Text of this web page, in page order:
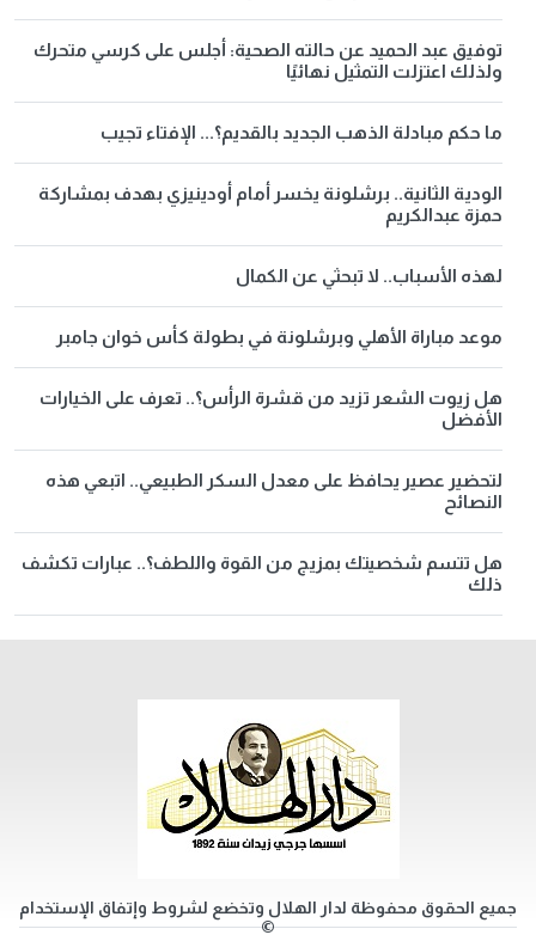
توفيق عبد الحميد عن حالته الصحية: أجلس على كرسي متحرك
ولذلك اعتزلت التمثيل نهائيًا
ما حكم مبادلة الذهب الجديد بالقديم؟... الإفتاء تجيب
الودية الثانية.. برشلونة يخسر أمام أودينيزي بهدف بمشاركة
حمزة عبدالكريم
لهذه الأسباب.. لا تبحثي عن الكمال
موعد مباراة الأهلي وبرشلونة في بطولة كأس خوان جامبر
هل زيوت الشعر تزيد من قشرة الرأس؟.. تعرف على الخيارات
الأفضل
لتحضير عصير يحافظ على معدل السكر الطبيعي.. اتبعي هذه
النصائح
هل تتسم شخصيتك بمزيج من القوة واللطف؟.. عبارات تكشف
ذلك
جميع الحقوق محفوظة لدار الهلال وتخضع لشروط وإتفاق الإستخدام
©